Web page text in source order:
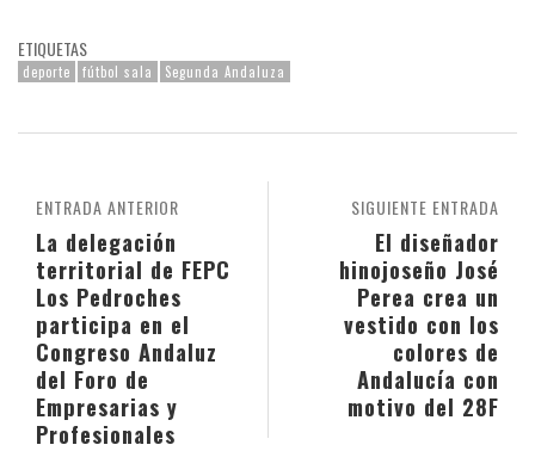
ETIQUETAS
deporte fútbol sala Segunda Andaluza
SIGUIENTE ENTRADA
El diseñador
hinojoseño José
Perea crea un
vestido con los
colores de
Andalucía con
motivo del 28F
ENTRADA ANTERIOR
La delegación
territorial de FEPC
Los Pedroches
participa en el
Congreso Andaluz
del Foro de
Empresarias y
Profesionales